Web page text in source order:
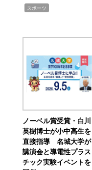
スポーツ
ノーベル賞受賞・白川
英樹博士が小中高生を
直接指導 名城大学が
講演会と導電性プラス
チック実験イベントを